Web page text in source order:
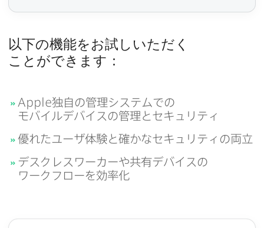
必
須
必
須
以下の​機能を​お試しいただく​
ことができます：
Apple独自の​管理システムでの​
モバイルデバイスの​管理と​セキュリティ
優れた​ユーザ体験と​確かな​セキュリティの​両立
デスクレスワーカーや​共有デバイスの​
ワークフローを​効率化